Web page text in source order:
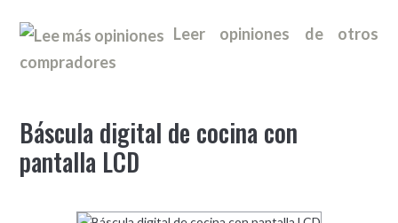
Leer opiniones de otros
compradores
Báscula digital de cocina con
pantalla LCD